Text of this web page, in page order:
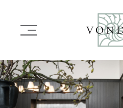
NAAR
INHOUD
GAAN
Main
Image